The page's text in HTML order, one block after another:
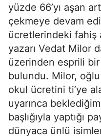
yüzde 66’yı aşan
çekmeye devam
ücretlerindeki fahiş
yazarı Vedat Milor
üzerinden esprili
bulundu. Milor,
okul ücretini ti’ye
uyarınca
başlığıyla yaptığı
dünyaca ünlü